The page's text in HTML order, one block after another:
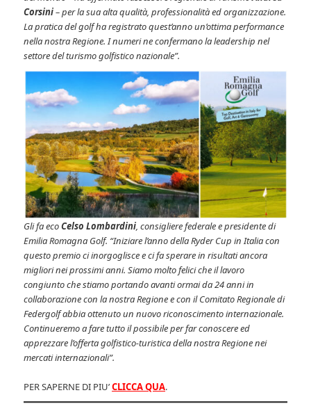
Corsini– per la sua alta qualità, professionalità ed organizzazione.
La pratica del golf ha registrato quest’anno un’ottima performance
nella nostra Regione. I numeri ne confermano la leadership nel
settore del turismo golfistico nazionale”.
Gli fa ecoCelso Lombardini, consigliere federale e presidente di
Emilia Romagna Golf. “Iniziare l’anno della Ryder Cup in Italia con
questo premio ci inorgoglisce e ci fa sperare in risultati ancora
migliori nei prossimi anni. Siamo molto felici che il lavoro
congiunto che stiamo portando avanti ormai da 24 anni in
collaborazione con la nostra Regione e con il Comitato Regionale di
Federgolf abbia ottenuto un nuovo riconoscimento internazionale.
Continueremo a fare tutto il possibile per far conoscere ed
apprezzare l’offerta golfistico-turistica della nostra Regione nei
mercati internazionali”.
PER SAPERNE DI PIU’CLICCA QUA.